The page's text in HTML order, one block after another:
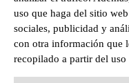
uso que haga del sitio
sociales, publicidad y
con otra información que
recopilado a partir del uso
Gran Kaptura
Quienes somos
Contacto